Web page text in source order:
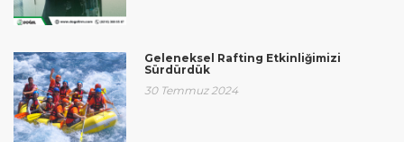
Geleneksel Rafting Etkinliğimizi
Sürdürdük
30 Temmuz 2024